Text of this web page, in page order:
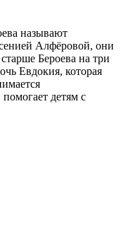
называют
Алфёровой, они
Бероева на три
Евдокия, которая
детям с